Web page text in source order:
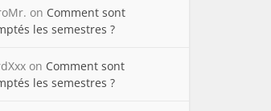
on Comment sont
les semestres ?
on Comment sont
les semestres ?